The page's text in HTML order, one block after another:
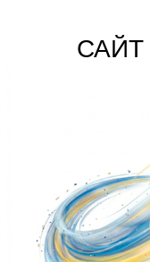
САЙТ